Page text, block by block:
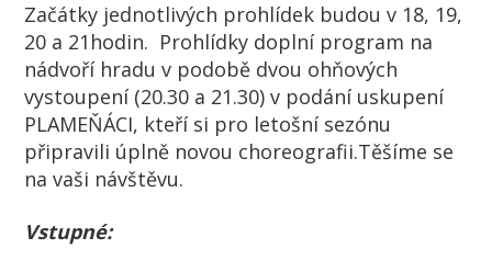
Začátky jednotlivých prohlídek budou v 18, 19,
20 a 21hodin. Prohlídky doplní program na
nádvoří hradu v podobě dvou ohňových
vystoupení (20.30 a 21.30) v podání uskupení
PLAMEŇÁCI, kteří si pro letošní sezónu
připravili úplně novou choreografii.Těšíme se
na vaši návštěvu.
Vstupné: